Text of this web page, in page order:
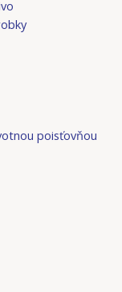
poisťovňou